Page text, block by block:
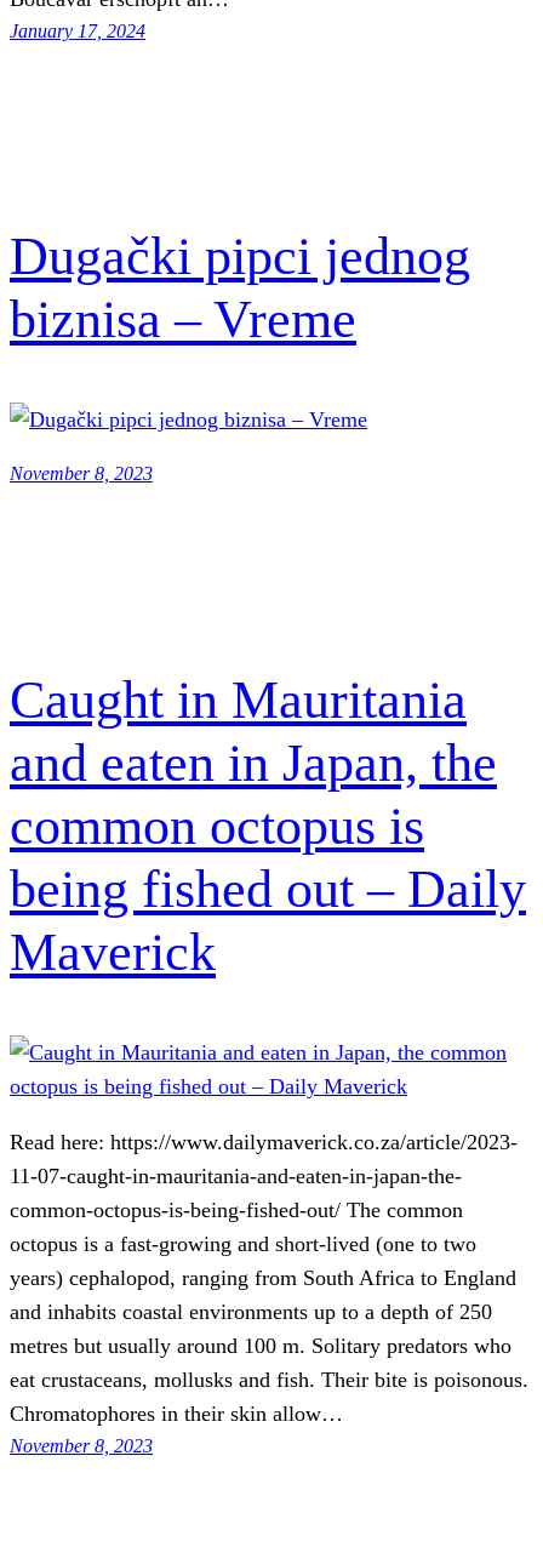
January 17, 2024
Dugački pipci jednog
biznisa – Vreme
November 8, 2023
Caught in Mauritania
and eaten in Japan, the
common octopus is
being fished out – Daily
Maverick
Read here: https://www.dailymaverick.co.za/article/2023-
11-07-caught-in-mauritania-and-eaten-in-japan-the-
common-octopus-is-being-fished-out/ The common
octopus is a fast-growing and short-lived (one to two
years) cephalopod, ranging from South Africa to England
and inhabits coastal environments up to a depth of 250
metres but usually around 100 m. Solitary predators who
eat crustaceans, mollusks and fish. Their bite is poisonous.
Chromatophores in their skin allow…
November 8, 2023